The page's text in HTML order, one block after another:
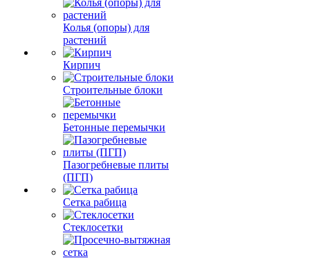
Колья (опоры) для
растений
Кирпич
Строительные блоки
Бетонные перемычки
Пазогребневые плиты
(ПГП)
Сетка рабица
Стеклосетки